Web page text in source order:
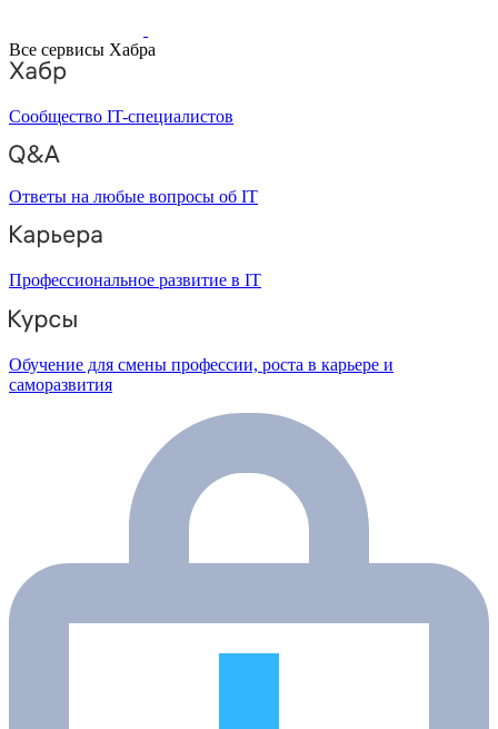
Все сервисы Хабра
Сообщество IT-специалистов
Ответы на любые вопросы об IT
Профессиональное развитие в IT
Обучение для смены профессии, роста в карьере и
саморазвития